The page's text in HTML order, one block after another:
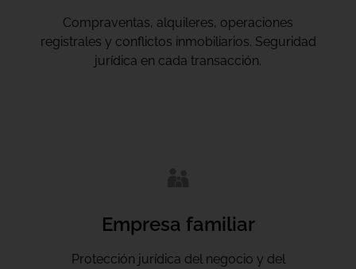
Compraventas, alquileres, operaciones
registrales y conflictos inmobiliarios. Seguridad
jurídica en cada transacción.
Empresa familiar
Protección jurídica del negocio y del